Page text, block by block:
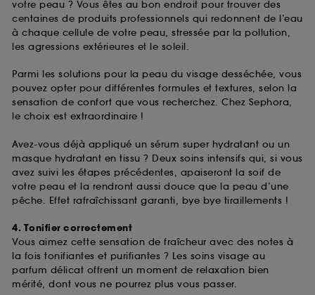
votre peau ? Vous êtes au bon endroit pour trouver des
centaines de produits professionnels qui redonnent de l’eau
à chaque cellule de votre peau, stressée par la pollution,
les agressions extérieures et le soleil.
Parmi les solutions pour la peau du visage desséchée, vous
pouvez opter pour différentes formules et textures, selon la
sensation de confort que vous recherchez. Chez Sephora,
le choix est extraordinaire !
Avez-vous déjà appliqué un sérum super hydratant ou un
masque hydratant en tissu ? Deux soins intensifs qui, si vous
avez suivi les étapes précédentes, apaiseront la soif de
votre peau et la rendront aussi douce que la peau d’une
pêche. Effet rafraîchissant garanti, bye bye tiraillements !
4. Tonifier correctement
Vous aimez cette sensation de fraîcheur avec des notes à
la fois tonifiantes et purifiantes ? Les soins visage au
parfum délicat offrent un moment de relaxation bien
mérité, dont vous ne pourrez plus vous passer.
cookies d’authentification qui sont utilisés afin de
vous faire bénéficier de l’authentification
prolongée vous permettant d’accéder à votre
compte lors de votre prochaine visite sur le site
passe.
lecture de ces traceurs requiert votre accord. Vous
pouvez personnaliser vos choix concernant le dépôt
de ces cookies grâce au bouton "personnaliser mes
choix" ci-dessous ou décider de "tout accepter".
Sephora pourra associer les informations de
navigation collectées par ces Cookies, pour les
finalités acceptées, avec les données personnelles
collectées ou générées lors de votre activité en ligne
sur "continuer sans accepter". Voous pouvez à tout
moment choisir de retirer votrte consentement. Si vous
souhaitez obtenir plus d'information sur les cookies